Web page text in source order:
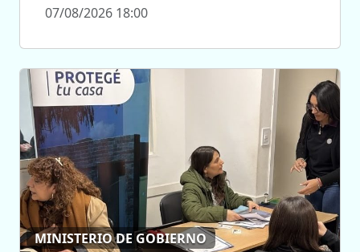
07/08/2026 18:00
MINISTERIO DE GOBIERNO